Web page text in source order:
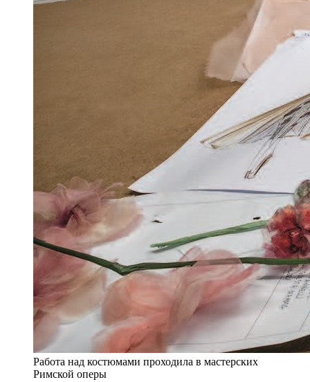
Работа над костюмами проходила в мастерских
Римской оперы